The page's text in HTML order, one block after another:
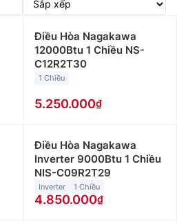
Điều Hòa Nagakawa
12000Btu 1 Chiều NS-
C12R2T30
1 Chiều
5.250.000
Điều Hòa Nagakawa
Inverter 9000Btu 1 Chiều
NIS-C09R2T29
Inverter 1 Chiều
4.850.000